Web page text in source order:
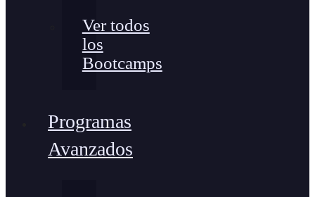
Ver todos
los
Bootcamps
Programas
Avanzados